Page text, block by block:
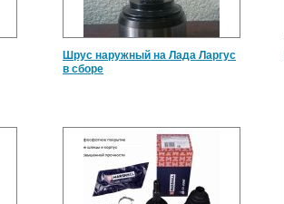
Шрус наружный на Лада Ларгус
в сборе